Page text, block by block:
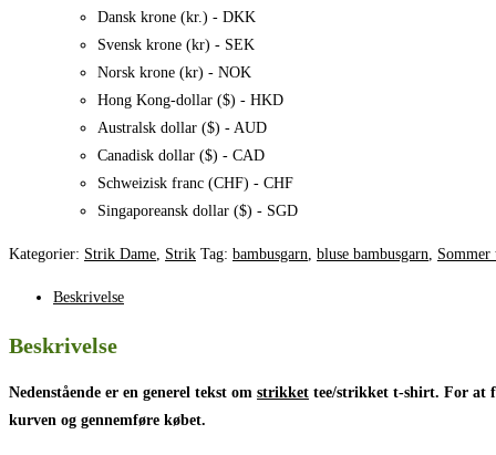
Dansk krone (kr.) - DKK
Svensk krone (kr) - SEK
Norsk krone (kr) - NOK
Hong Kong-dollar ($) - HKD
Australsk dollar ($) - AUD
Canadisk dollar ($) - CAD
Schweizisk franc (CHF) - CHF
Singaporeansk dollar ($) - SGD
Kategorier: Strik Dame, Strik Tag: bambusgarn, bluse bambusgarn, Sommer
Beskrivelse
Beskrivelse
Nedenstående er en generel tekst om strikket tee/strikket t-shirt. For at
kurven og gennemføre købet.